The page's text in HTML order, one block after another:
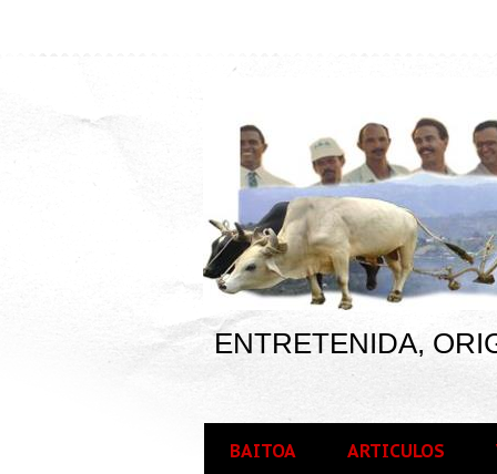
ENTRETENIDA,
BAITOA ARTICULOS